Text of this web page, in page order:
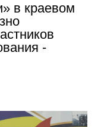
в краевом
-